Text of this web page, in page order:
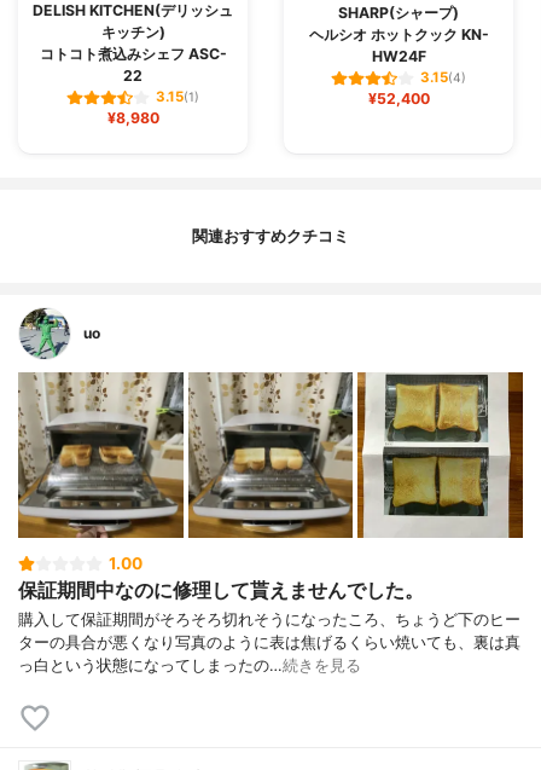
DELISH KITCHEN(デリッシュ
キッチン)
コトコト煮込みシェフ ASC-
22
3.15(1)
¥8,980
SHARP(シャープ)
ヘルシオ ホットクック KN-
HW24F
3.15(4)
¥52,400
関連おすすめクチコミ
uo
1.00
保証期間中なのに修理して貰えませんでした。
購入して保証期間がそろそろ切れそうになったころ、ちょうど下のヒー
ターの具合が悪くなり写真のように表は焦げるくらい焼いても、裏は真
っ白という状態になってしまったの…続きを見る